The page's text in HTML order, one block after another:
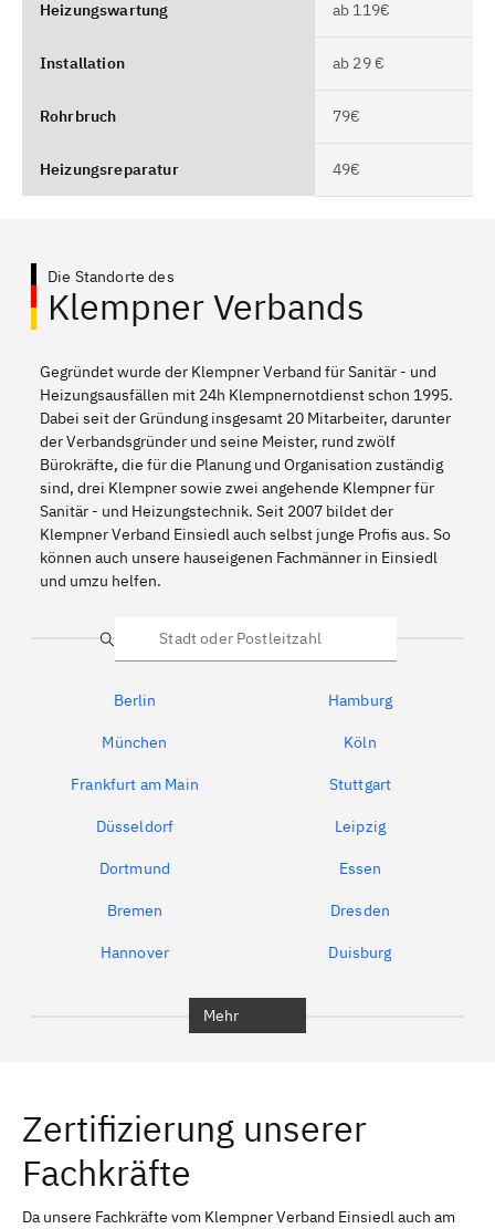
Heizungswartung ab 119€
Installation ab 29 €
Rohrbruch 79€
Heizungsreparatur 49€
Die Standorte des
Klempner Verbands
Gegründet wurde der Klempner Verband für Sanitär - und
Heizungsausfällen mit 24h Klempnernotdienst schon 1995.
Dabei seit der Gründung insgesamt 20 Mitarbeiter, darunter
der Verbandsgründer und seine Meister, rund zwölf
Bürokräfte, die für die Planung und Organisation zuständig
sind, drei Klempner sowie zwei angehende Klempner für
Sanitär - und Heizungstechnik. Seit 2007 bildet der
Klempner Verband Einsiedl auch selbst junge Profis aus. So
können auch unsere hauseigenen Fachmänner in Einsiedl
und umzu helfen.
Suche
Berlin Hamburg
München Köln
Frankfurt am Main Stuttgart
Düsseldorf Leipzig
Dortmund Essen
Bremen Dresden
Hannover Duisburg
Erlangen Bamberg
Bayreuth
Mehr
Zertifizierung unserer
Fachkräfte
Da unsere Fachkräfte vom Klempner Verband Einsiedl auch am